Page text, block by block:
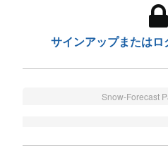
サインアップまたは
Snow-Forecast